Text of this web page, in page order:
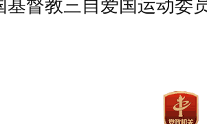
基督教三自爱国运动委